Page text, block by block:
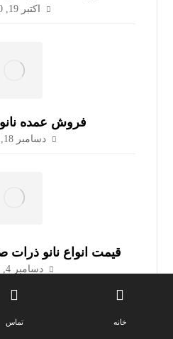
اکتبر 19, 2020
فروش عمده
دسامبر 18, 2018
قیمت انواع نانو ذرات
دسامبر 4, 2017
خانه تماس